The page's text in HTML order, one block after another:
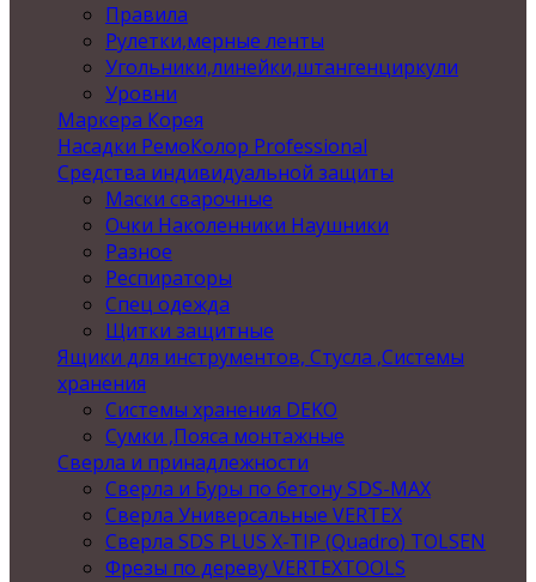
Правила
Рулетки,мерные ленты
Угольники,линейки,штангенциркули
Уровни
Маркера Корея
Насадки РемоКолор Professional
Средства индивидуальной защиты
Маски сварочные
Очки Наколенники Наушники
Разное
Респираторы
Спец одежда
Щитки защитные
Ящики для инструментов, Стусла ,Системы
хранения
Системы хранения DEKO
Сумки ,Пояса монтажные
Сверла и принадлежности
Сверла и Буры по бетону SDS-MAX
Сверла Универсальные VERTEX
Сверла SDS PLUS X-TIP (Quadro) TOLSEN
Фрезы по дереву VERTEXTOOLS